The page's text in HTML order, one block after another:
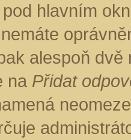
hlavním
alespoň
na Přidat